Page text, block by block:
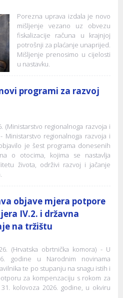
Porezna uprava izdala je novo
mišljenje vezano uz obvezu
fiskalizacije računa u krajnjoj
potrošnji za plaćanje unaprijed.
Mišljenje prenosimo u cijelosti
u nastavku.
programi za razvoj
(Ministarstvo regionalnoga razvoja i
Ministarstvo regionalnoga razvoja i
je šest programa donesenih
o otocima, kojima se nastavlja
života, održivi razvoj i jačanje
objave mjera potpore
IV.2. i državna
na tržištu
(Hrvatska obrtnička komora) - U
godine u Narodnim novinama
te po stupanju na snagu istih i
za kompenzaciju s rokom za
kolovoza 2026. godine, u okviru